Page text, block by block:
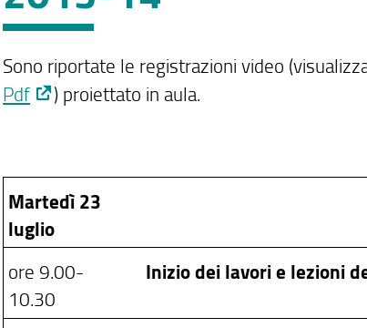
Sono riportate le registrazioni video
Pdf
) proiettato in aula.
Martedì 23
luglio
ore 9.00-
10.30
Inizio dei lavori e lezioni